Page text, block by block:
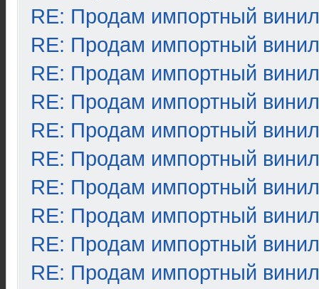
RE: Продам импортный винил
RE: Продам импортный винил
RE: Продам импортный винил
RE: Продам импортный винил
RE: Продам импортный винил
RE: Продам импортный винил
RE: Продам импортный винил
RE: Продам импортный винил
RE: Продам импортный винил
RE: Продам импортный винил